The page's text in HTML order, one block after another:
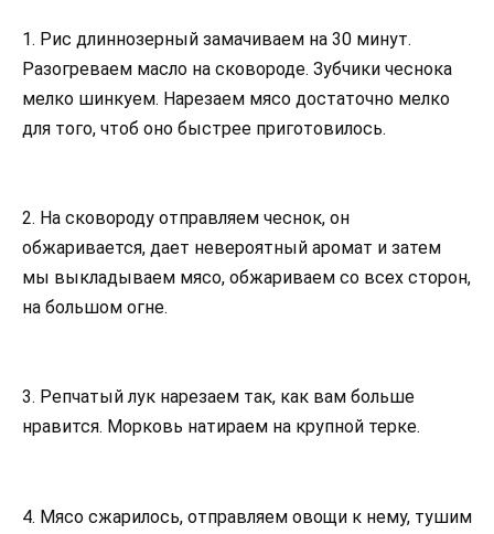
1. Рис длиннозерный замачиваем на 30 минут.
Разогреваем масло на сковороде. Зубчики чеснока
мелко шинкуем. Нарезаем мясо достаточно мелко
для того, чтоб оно быстрее приготовилось.
2. На сковороду отправляем чеснок, он
обжаривается, дает невероятный аромат и затем
мы выкладываем мясо, обжариваем со всех сторон,
на большом огне.
3. Репчатый лук нарезаем так, как вам больше
нравится. Морковь натираем на крупной терке.
4. Мясо сжарилось, отправляем овощи к нему, тушим